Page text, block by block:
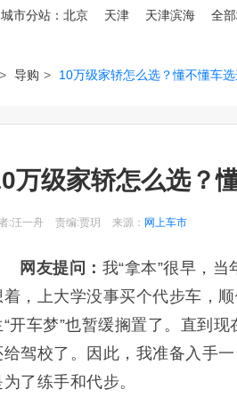
城市分站： 北京 天津 天津滨海 全
> 导购 > 10万级家轿怎么选？懂不懂车选
万级家轿怎么选？
:汪一舟 责编:贾玥 来源： 网上车市
网友提问： 我“拿本”很早，
着，上大学没事买个代步车，
“开车梦”也暂缓搁置了。直到
给驾校了。因此，我准备入手
为了练手和代步。